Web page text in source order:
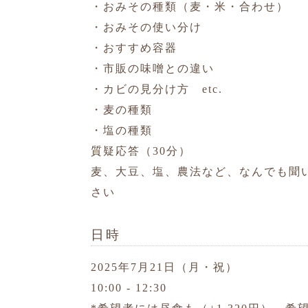
・おみその種類（麦・米・合わせ）
・おみその使い分け
・おすすめ容器
・市販の味噌との違い
・カビの見分け方 etc.
・麦の種類
・塩の種類
質疑応答（30分）
麦、大豆、塩、農法など、なんでも聞
さい
日時
2025年7月21日（月・祝）
10:00 - 12:30